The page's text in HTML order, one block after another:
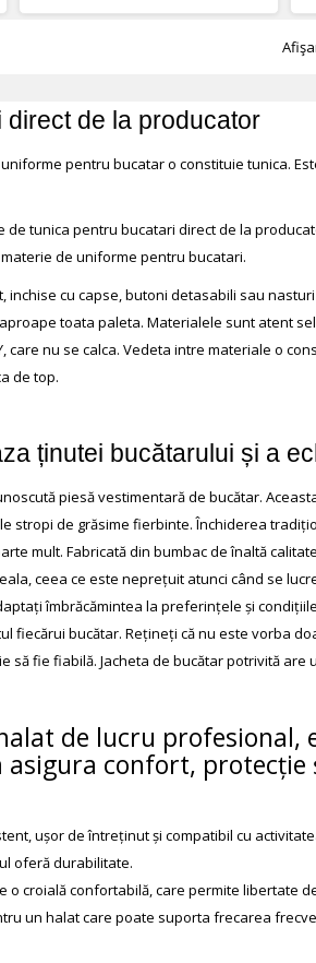
de la producator
pentru bucatar o constituie tunica.
de tunica pentru bucatari direct de la
de uniforme pentru bucatari.
inchise cu capse, butoni detasabili sau
toata paleta. Materialele sunt atent
care nu se calca. Vedeta intre materiale o
de top.
ținutei bucătarului și a
piesă vestimentară de bucătar.
stropi de grăsime fierbinte. Închiderea
mult. Fabricată din bumbac de înaltă
ceea ce este neprețuit atunci când se
îmbrăcămintea la preferințele și
fiecărui bucătar. Rețineți că nu este vorba
să fie fiabilă. Jacheta de bucătar potrivită
de lucru
confort, protecție
ușor de întreținut și compatibil cu
oferă durabilitate.
o croială confortabilă, care permite libertate
un halat care poate suporta frecarea